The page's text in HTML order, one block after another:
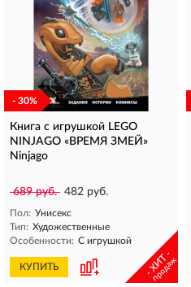
- 30%
Книга с игрушкой LEGO
NINJAGO «ВРЕМЯ ЗМЕЙ»
Ninjago
689 руб. 482 руб.
Пол: Унисекс
Тип: Художественные
Особенности: С игрушкой
КУПИТЬ - ХИТ -
продаж